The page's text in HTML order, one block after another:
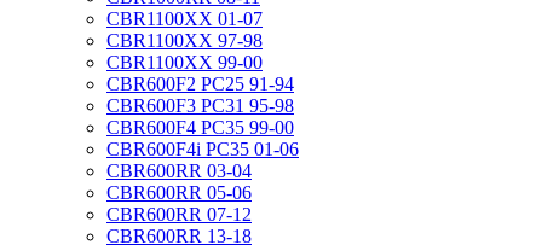
CBR1100XX 01-07
CBR1100XX 97-98
CBR1100XX 99-00
CBR600F2 PC25 91-94
CBR600F3 PC31 95-98
CBR600F4 PC35 99-00
CBR600F4i PC35 01-06
CBR600RR 03-04
CBR600RR 05-06
CBR600RR 07-12
CBR600RR 13-18